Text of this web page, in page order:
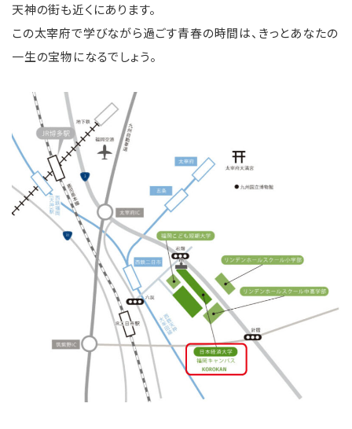
天神の街も近くにあります。
この太宰府で学びながら過ごす青春の時間は、きっとあなたの
一生の宝物になるでしょう。